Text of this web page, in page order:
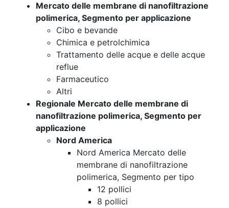
Mercato delle membrane di nanofiltrazione
polimerica, Segmento per applicazione
Cibo e bevande
Chimica e petrolchimica
Trattamento delle acque e delle acque
reflue
Farmaceutico
Altri
Regionale Mercato delle membrane di
nanofiltrazione polimerica, Segmento per
applicazione
Nord America
Nord America Mercato delle
membrane di nanofiltrazione
polimerica, Segmento per tipo
12 pollici
8 pollici